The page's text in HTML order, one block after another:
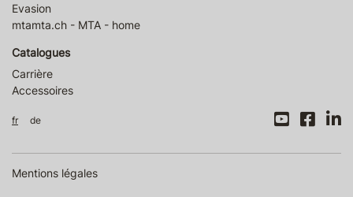
Evasion
mtamta.ch - MTA - home
Catalogues
Carrière
Accessoires
fr de
Mentions légales